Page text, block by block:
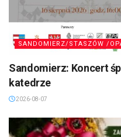
SANDOMIERZ/STASZÓW /
Sandomierz: Koncert
katedrze
2026-08-07